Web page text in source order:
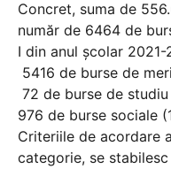
Concret, suma de
număr de 6464 de
I din anul școlar
5416 de burse de
72 de burse de
976 de burse sociale
Criteriile de acordare
categorie, se